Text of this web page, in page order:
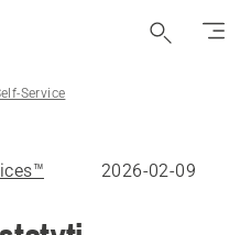
Service
2026-02-09